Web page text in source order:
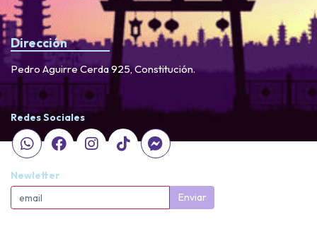
Dirección
Pedro Aguirre Cerda 925, Constitución.
Redes Sociales
Newletter
Enviar